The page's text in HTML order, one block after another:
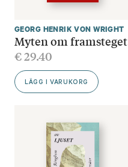
GEORG HENRIK VON WRIGHT
Myten om framsteget
€29.40
LÄGG I VARUKORG